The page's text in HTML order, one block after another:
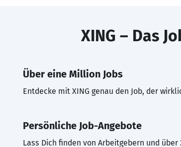
XING – Das
Über eine Million Jobs
Entdecke mit XING genau den Job, der
Persönliche Job-Angebote
Lass Dich finden von Arbeitgebern und über